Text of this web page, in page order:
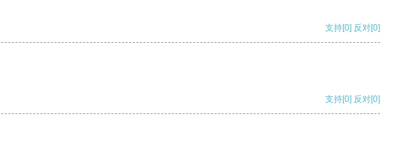
支持[0] 反对[0]
支持[0] 反对[0]